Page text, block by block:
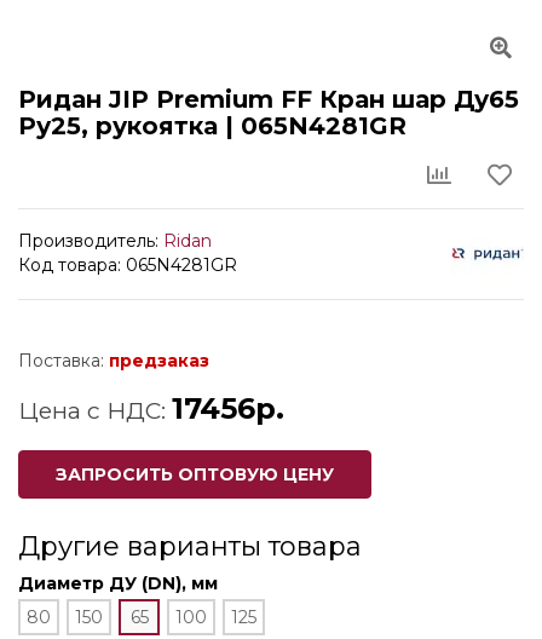
Ридан JIP Premium FF Кран шар Ду65
Ру25, рукоятка | 065N4281GR
Производитель: Ridan
Код товара: 065N4281GR
Поставка: предзаказ
Цена с НДС: 17456р.
ЗАПРОСИТЬ ОПТОВУЮ ЦЕНУ
Другие варианты товара
Диаметр ДУ (DN), мм
80
150 65 100 125